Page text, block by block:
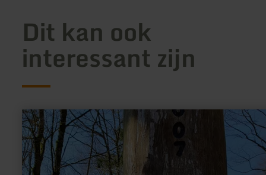
Dit kan ook
interessant zijn
meer
informatie
over:
Holzmaar,
Dürres
Maar,
Hetsche